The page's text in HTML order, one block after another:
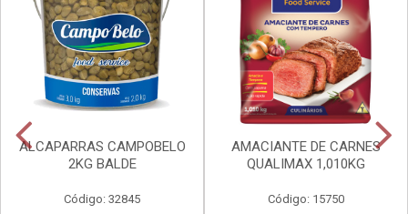
ALCAPARRAS CAMPOBELO
2KG BALDE
Código: 32845
AMACIANTE DE CARNES
QUALIMAX 1,010KG
Código: 15750